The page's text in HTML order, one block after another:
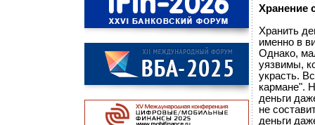
Хранение
Хранить
именно в
Однако,
уязвимы,
украсть.
кармане".
деньги
не
деньги